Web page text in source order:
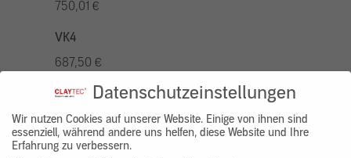
750,01 €
VK4
687,50 €
VK5
875,01 €
VK7
Datenschutzeinstellungen
Wir nutzen Cookies auf unserer Website. Einige von ihnen sind
essenziell, während andere uns helfen, diese Website und Ihre
Erfahrung zu verbessern.